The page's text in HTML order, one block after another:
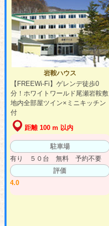
岩鞍ハウス
【FREEWi-Fi】ゲレンデ徒歩0
分！ホワイトワールド尾瀬岩鞍敷
地内全部屋ツイン×ミニキッチン
付
距離 100 m 以内
駐車場
有り ５０台 無料 予約不要
評価
4.0